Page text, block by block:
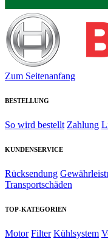
Zum Seitenanfang
BESTELLUNG
So wird bestellt Zahlung
KUNDENSERVICE
Rücksendung
Transportschäden
TOP-KATEGORIEN
Motor Filter Kühlsystem